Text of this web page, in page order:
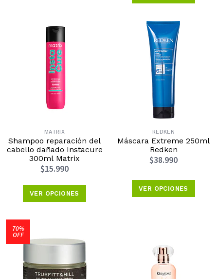
MATRIX
Shampoo reparación del
cabello dañado Instacure
300ml Matrix
$15.990
VER OPCIONES
REDKEN
Máscara Extreme 250ml
Redken
$38.990
VER OPCIONES
70%
OFF